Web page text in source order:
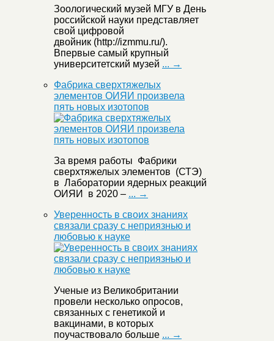
Зоологический музей МГУ в День
российской науки представляет
свой цифровой
двойник (http://izmmu.ru/).
Впервые самый крупный
университетский музей ... →
Фабрика сверхтяжелых
элементов ОИЯИ произвела
пять новых изотопов
За время работы Фабрики
сверхтяжелых элементов (СТЭ)
в Лаборатории ядерных реакций
ОИЯИ в 2020 – ... →
Уверенность в своих знаниях
связали сразу с неприязнью и
любовью к науке
Ученые из Великобритании
провели несколько опросов,
связанных с генетикой и
вакцинами, в которых
поучаствовало больше ... →